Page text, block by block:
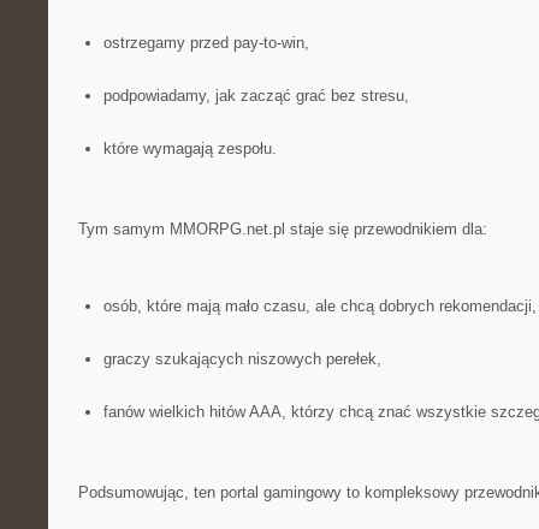
ostrzegamy przed pay-to-win,
podpowiadamy, jak zacząć grać bez stresu,
które wymagają zespołu.
Tym samym MMORPG.net.pl staje się przewodnikiem dla:
osób, które mają mało czasu, ale chcą dobrych rekomendacji,
graczy szukających niszowych perełek,
fanów wielkich hitów AAA, którzy chcą znać wszystkie
Podsumowując, ten portal gamingowy to kompleksowy